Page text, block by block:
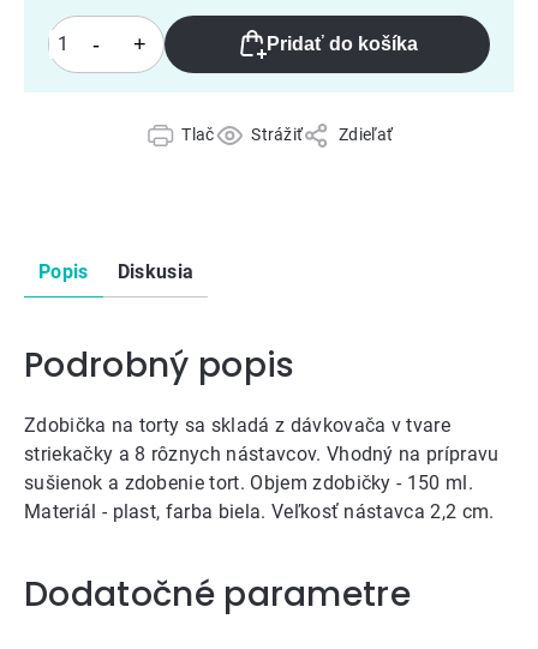
Pridať do košíka
Tlač Strážiť Zdieľať
Popis Diskusia
Podrobný popis
Zdobička na torty sa skladá z dávkovača v tvare
striekačky a 8 rôznych nástavcov. Vhodný na prípravu
sušienok a zdobenie tort. Objem zdobičky - 150 ml.
Materiál - plast, farba biela. Veľkosť nástavca 2,2 cm.
Dodatočné parametre